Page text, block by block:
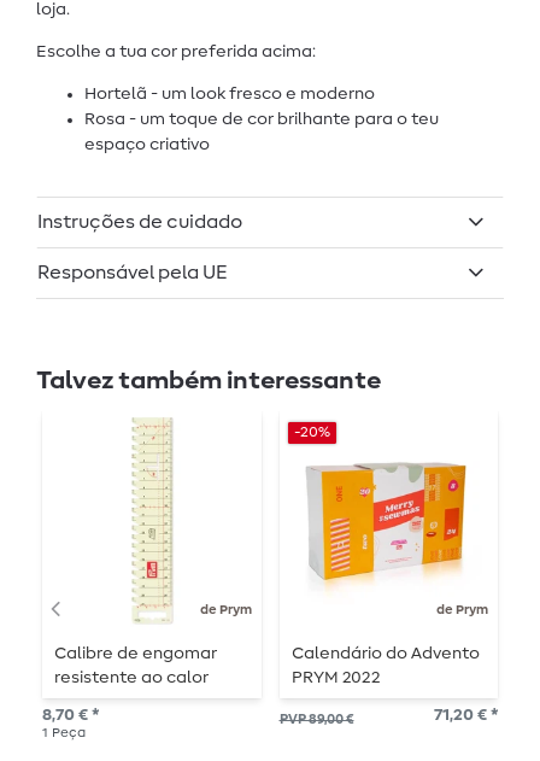
loja.
Escolhe a tua cor preferida acima:
Hortelã - um look fresco e moderno
Rosa - um toque de cor brilhante para o teu
espaço criativo
Instruções de cuidado
Responsável pela UE
Talvez também interessante
de Prym
Calibre de engomar
resistente ao calor
PRYM - 4,5 x 21cm
8,70 € *
1 Peça
de Prym
-20%
Calendário do Advento
PRYM 2022
PVP 89,00 € 71,20 € *